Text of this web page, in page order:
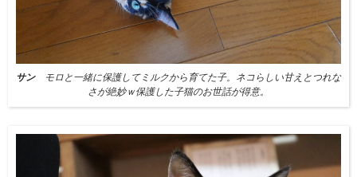
サンモロと一緒に保護してミルクから育てた子。ネコらしい甘えとつれな
さが絶妙ｗ保護した子猫のお世話が得意。